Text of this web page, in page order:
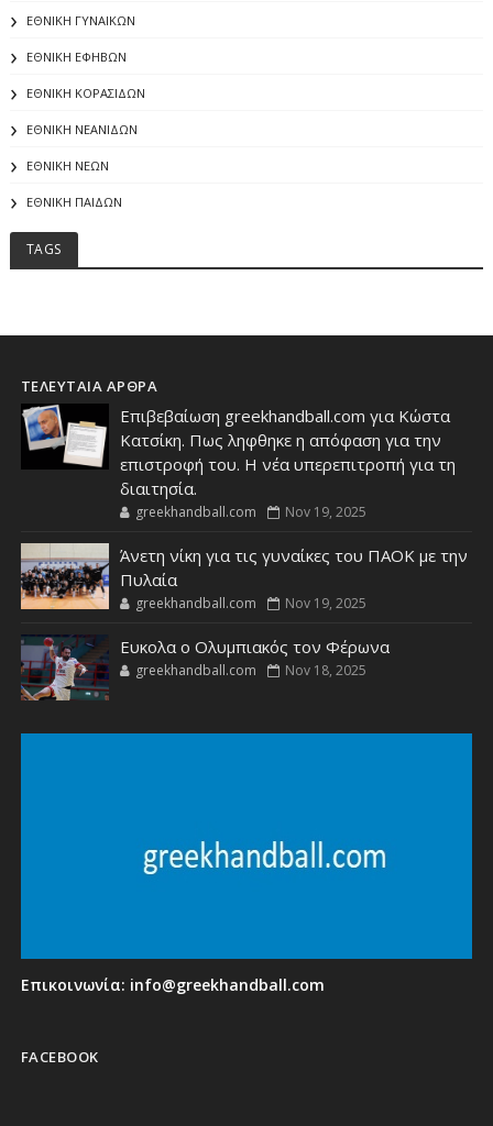
ΕΘΝΙΚΗ ΓΥΝΑΙΚΩΝ
ΕΘΝΙΚΗ ΕΦΗΒΩΝ
ΕΘΝΙΚΗ ΚΟΡΑΣΙΔΩΝ
ΕΘΝΙΚΗ ΝΕΑΝΙΔΩΝ
ΕΘΝΙΚΗ ΝΕΩΝ
ΕΘΝΙΚΗ ΠΑΙΔΩΝ
TAGS
ΤΕΛΕΥΤΑΙΑ ΑΡΘΡΑ
Επιβεβαίωση greekhandball.com για Κώστα
Κατσίκη. Πως ληφθηκε η απόφαση για την
επιστροφή του. Η νέα υπερεπιτροπή για τη
διαιτησία.
greekhandball.com Nov 19, 2025
Άνετη νίκη για τις γυναίκες του ΠΑΟΚ με την
Πυλαία
greekhandball.com Nov 19, 2025
Ευκολα ο Ολυμπιακός τον Φέρωνα
greekhandball.com Nov 18, 2025
Επικοινωνία: info@greekhandball.com
FACEBOOK